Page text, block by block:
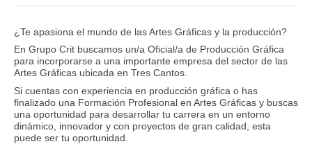
¿Te apasiona el mundo de las Artes Gráficas y la producción?
En Grupo Crit buscamos un/a Oficial/a de Producción Gráfica
para incorporarse a una importante empresa del sector de las
Artes Gráficas ubicada en Tres Cantos.
Si cuentas con experiencia en producción gráfica o has
finalizado una Formación Profesional en Artes Gráficas y buscas
una oportunidad para desarrollar tu carrera en un entorno
dinámico, innovador y con proyectos de gran calidad, esta
puede ser tu oportunidad.